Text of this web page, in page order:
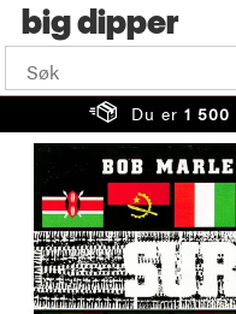
big
Du er 1 500